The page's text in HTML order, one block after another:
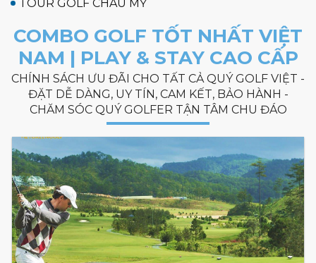
TOUR GOLF CHÂU MỸ
COMBO GOLF TỐT NHẤT VIỆT
NAM | PLAY & STAY CAO CẤP
CHÍNH SÁCH ƯU ĐÃI CHO TẤT CẢ QUÝ GOLF VIỆT -
ĐẶT DỄ DÀNG, UY TÍN, CAM KẾT, BẢO HÀNH -
CHĂM SÓC QUÝ GOLFER TẬN TÂM CHU ĐÁO